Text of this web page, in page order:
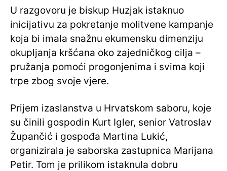
U razgovoru je biskup Huzjak istaknuo
inicijativu za pokretanje molitvene kampanje
koja bi imala snažnu ekumensku dimenziju
okupljanja kršćana oko zajedničkog cilja –
pružanja pomoći progonjenima i svima koji
trpe zbog svoje vjere.
Prijem izaslanstva u Hrvatskom saboru, koje
su činili gospodin Kurt Igler, senior Vatroslav
Župančić i gospođa Martina Lukić,
organizirala je saborska zastupnica Marijana
Petir. Tom je prilikom istaknula dobru